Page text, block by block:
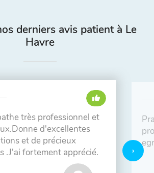
derniers avis patient à Le
Havre
très professionnel et
d'excellentes
et de précieux
.J'ai fortement apprécié.